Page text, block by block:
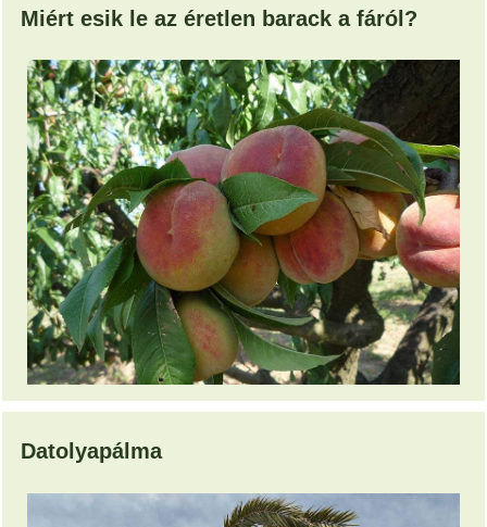
Miért esik le az éretlen barack a fáról?
Datolyapálma